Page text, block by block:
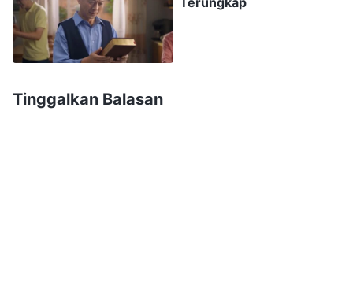
Tuhan Yesus: "Ya, Tuhan! Aku telah melakukan
begitu banyak hal yang tidak ingin kulakukan,
mengatakan begitu banyak hal yang menyakiti
orang lain. Aku telah hidup dalam dosa dan
memberontak terhadap-Mu. Tiap kali aku
Tinggalkan Balasan